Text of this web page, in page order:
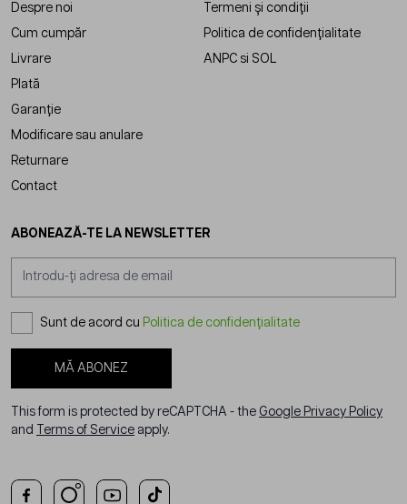
Despre noi
Cum cumpăr
Livrare
Plată
Garanție
Modificare sau anulare
Returnare
Contact
Termeni și condiții
Politica de confidențialitate
ANPC si SOL
ABONEAZĂ-TE LA NEWSLETTER
Sunt de acord cu Politica de confidențialitate
MĂ ABONEZ
This form is protected by reCAPTCHA - the Google Privacy Policy
and
Terms of Service apply.